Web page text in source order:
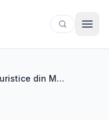
6 Obiective turistice din Malta